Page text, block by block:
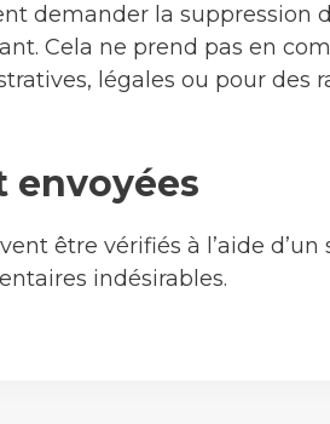
demander la suppression
Cela ne prend pas en
légales ou pour des
envoyées
être vérifiés à l’aide d’un
indésirables.